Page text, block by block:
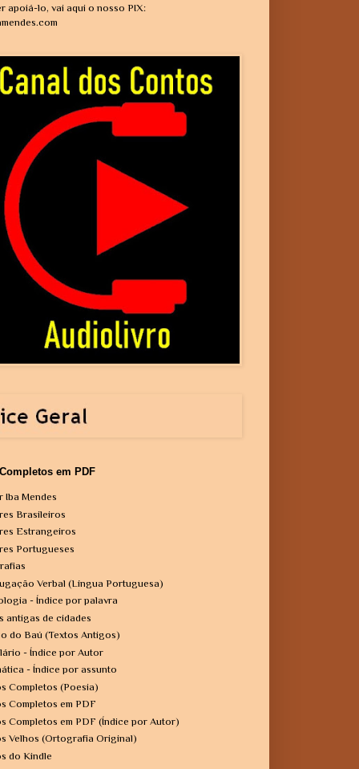
apoiá-lo, vai aqui o nosso PIX:
em PDF
Iba Mendes
Brasileiros
Estrangeiros
Portugueses
Verbal (Língua Portuguesa)
- Índice por palavra
antigas de cidades
do Baú (Textos Antigos)
- Índice por Autor
- Índice por assunto
Completos (Poesia)
Completos em PDF
Completos em PDF (Índice por Autor)
Velhos (Ortografia Original)
do Kindle